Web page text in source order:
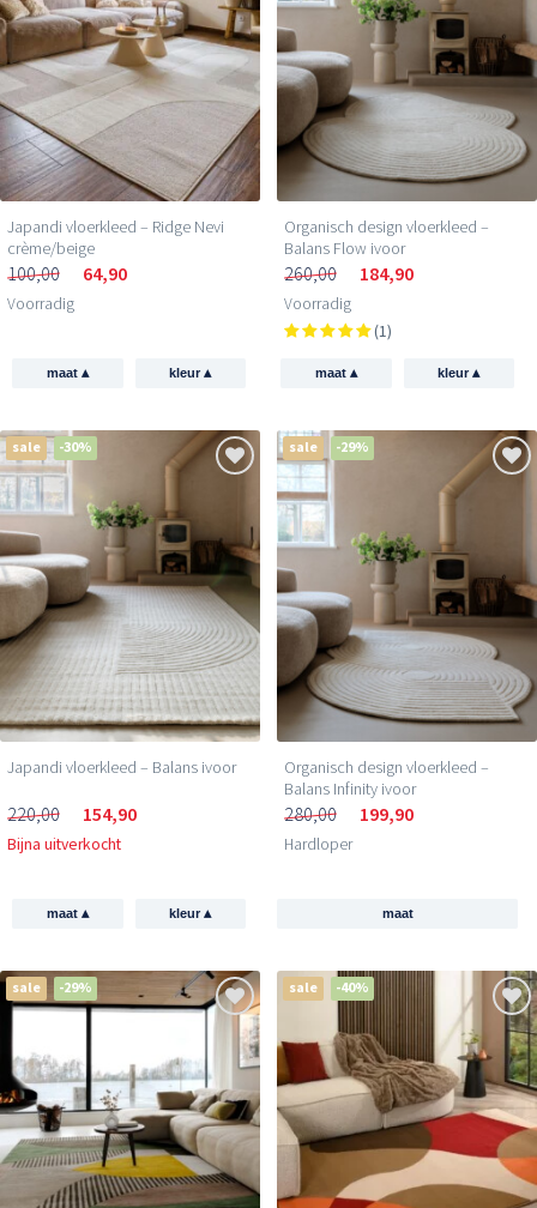
Japandi vloerkleed – Ridge Nevi
crème/beige
100,00 64,90
Voorradig
maat ▴ kleur▴
Organisch design vloerkleed –
Balans Flow ivoor
260,00 184,90
Voorradig
(1)
maat ▴ kleur▴
sale -30%
Japandi vloerkleed – Balans ivoor
220,00 154,90
Bijna uitverkocht
maat ▴ kleur▴
sale -29%
Organisch design vloerkleed –
Balans Infinity ivoor
280,00 199,90
Hardloper
maat
sale -29% sale -40%